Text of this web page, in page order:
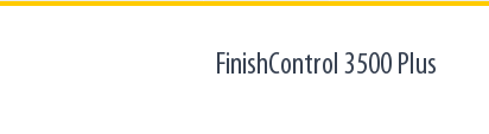
FinishControl 3500 Plus